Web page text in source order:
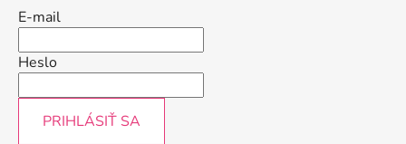
E-mail
Heslo
PRIHLÁSIŤ SA